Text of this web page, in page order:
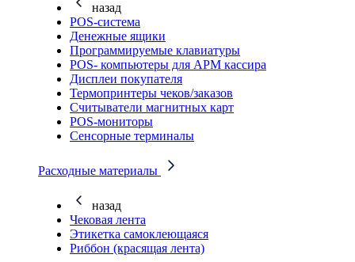
назад
POS-система
Денежные ящики
Программируемые клавиатуры
POS- компьютеры для АРМ кассира
Дисплеи покупателя
Термопринтеры чеков/заказов
Считыватели магнитных карт
POS-мониторы
Сенсорные терминалы
Расходные материалы
назад
Чековая лента
Этикетка самоклеющаяся
Риббон (красящая лента)